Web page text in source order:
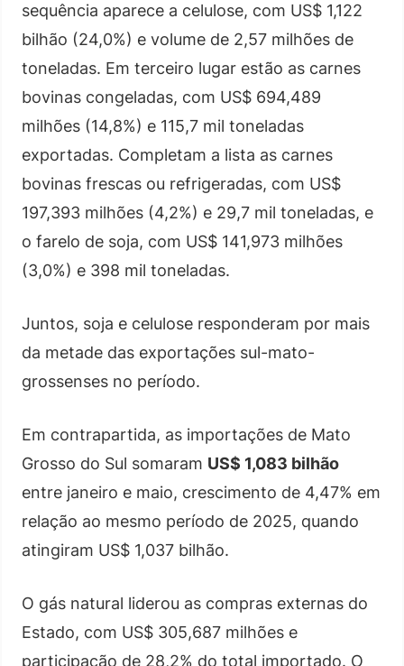
sequência aparece a celulose, com US$ 1,122
bilhão (24,0%) e volume de 2,57 milhões de
toneladas. Em terceiro lugar estão as carnes
bovinas congeladas, com US$ 694,489
milhões (14,8%) e 115,7 mil toneladas
exportadas. Completam a lista as carnes
bovinas frescas ou refrigeradas, com US$
197,393 milhões (4,2%) e 29,7 mil toneladas, e
o farelo de soja, com US$ 141,973 milhões
(3,0%) e 398 mil toneladas.
Juntos, soja e celulose responderam por mais
da metade das exportações sul-mato-
grossenses no período.
Em contrapartida, as importações de Mato
Grosso do Sul somaram US$ 1,083 bilhão
entre janeiro e maio, crescimento de 4,47% em
relação ao mesmo período de 2025, quando
atingiram US$ 1,037 bilhão.
O gás natural liderou as compras externas do
Estado, com US$ 305,687 milhões e
participação de 28,2% do total importado. O